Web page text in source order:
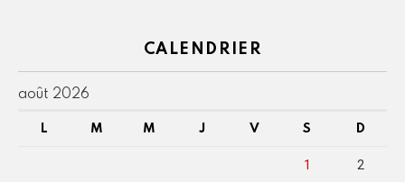
CALENDRIER
août 2026
L M M J V S D
1 2